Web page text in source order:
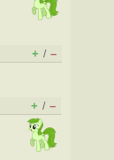
+ / –
+ / –